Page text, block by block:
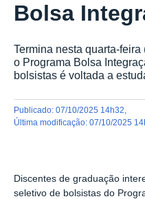
Bolsa
Termina nesta quarta-
o Programa Bolsa
bolsistas é voltada a
publicado: 07/10/2025 14h32
última modificação: 07/10/2025
Discentes de graduação
seletivo de bolsistas do